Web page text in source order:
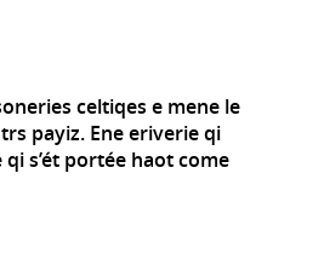
celtiqes e mene le
payiz. Ene eriverie qi
s’ét portée haot come